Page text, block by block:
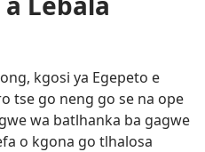
kgosi ya Egepeto e
tse go neng go se na ope
wa batlhanka ba gagwe
o kgona go tlhalosa